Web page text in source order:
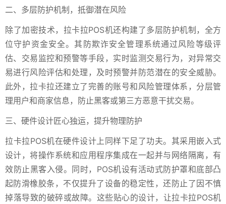
二、多层防护机制，抵御潜在风险
除了加密技术，拉卡拉POS机还构建了多层防护机制，全方
位守护资金安全。其防欺诈安全管理系统通过风险等级评
估、交易监控和预警等手段，实时监测交易行为，对异常交
易进行风险评估和处理，及时预警并防范潜在的安全威胁。
此外，拉卡拉还建立了完善的账号和风险管理体系，分层管
理用户和商家信息，防止黑客或第三方恶意干扰交易。
三、硬件设计匠心独运，提升物理防护
拉卡拉POS机在硬件设计上同样下足了功夫。其采用嵌入式
设计，将操作系统和应用程序集成在一起并与网络隔离，有
效防止黑客入侵。同时，POS机设有活动式防护罩和底部凸
起防滑橡胶条，不仅提升了设备的稳定性，还防止了因不慎
掉落导致的破碎或故障。这些贴心的设计，让拉卡拉POS机